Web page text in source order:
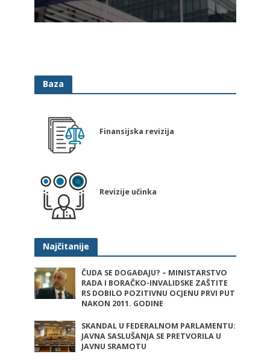
Baza
Finansijska revizija
Revizije učinka
Najčitanije
ČUDA SE DOGAĐAJU? – MINISTARSTVO
RADA I BORAČKO-INVALIDSKE ZAŠTITE
RS DOBILO POZITIVNU OCJENU PRVI PUT
NAKON 2011. GODINE
SKANDAL U FEDERALNOM PARLAMENTU:
JAVNA SASLUŠANJA SE PRETVORILA U
JAVNU SRAMOTU